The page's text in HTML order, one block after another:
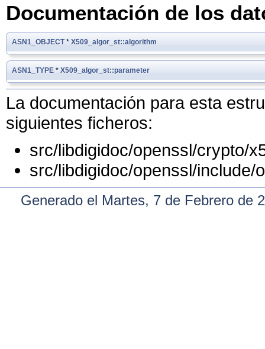
Documentación de los
ASN1_OBJECT* X509_algor_st::algorithm
ASN1_TYPE * X509_algor_st::parameter
La documentación para esta
siguientes ficheros:
src/libdigidoc/openssl/crypto/
src/libdigidoc/openssl/include/
Generado el Martes, 7 de Febrero de